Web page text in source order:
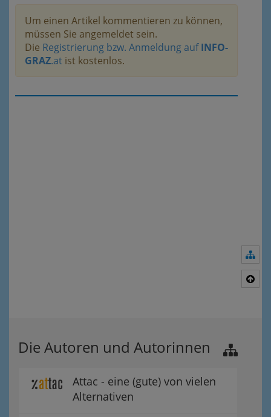
Um einen Artikel kommentieren zu können,
müssen Sie angemeldet sein.
Die Registrierung bzw. Anmeldung aufINFO-
GRAZ.at ist kostenlos.
Die Autoren und Autorinnen
Attac - eine (gute) von vielen
Alternativen